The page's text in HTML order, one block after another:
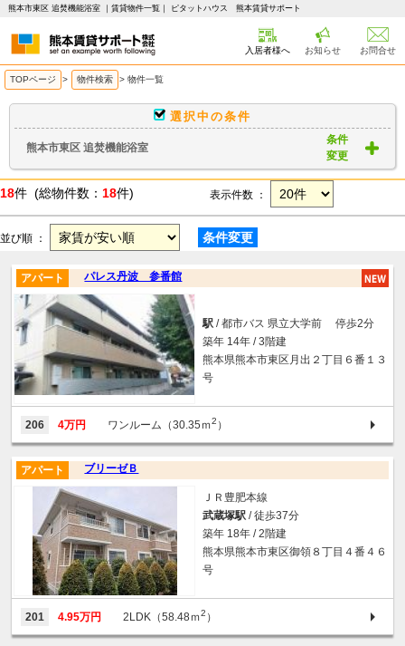
熊本市東区 追焚機能浴室 ｜賃貸物件一覧｜ ピタットハウス 熊本賃貸サポート
入居者様へ お知らせ お問合せ
TOPページ > 物件検索 > 物件一覧
選択中の条件
熊本市東区 追焚機能浴室
条件
変更
18件 (総物件数： 18件) 表示件数 ：
並び順 ： 条件変更
パレス丹波 参番館
アパート
駅 / 都市バス 県立大学前 停歩2分
築年 14年 / 3階建
熊本県熊本市東区月出２丁目６番１３
号
206 4万円 ワンルーム（30.35ｍ2 ）
ブリーゼＢ
アパート
ＪＲ豊肥本線
武蔵塚駅 / 徒歩37分
築年 18年 / 2階建
熊本県熊本市東区御領８丁目４番４６
号
201 4.95万円 2LDK（58.48ｍ2 ）